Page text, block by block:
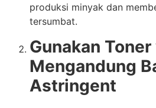
produksi minyak dan
tersumbat.
Gunakan Toner
Mengandung
Astringent